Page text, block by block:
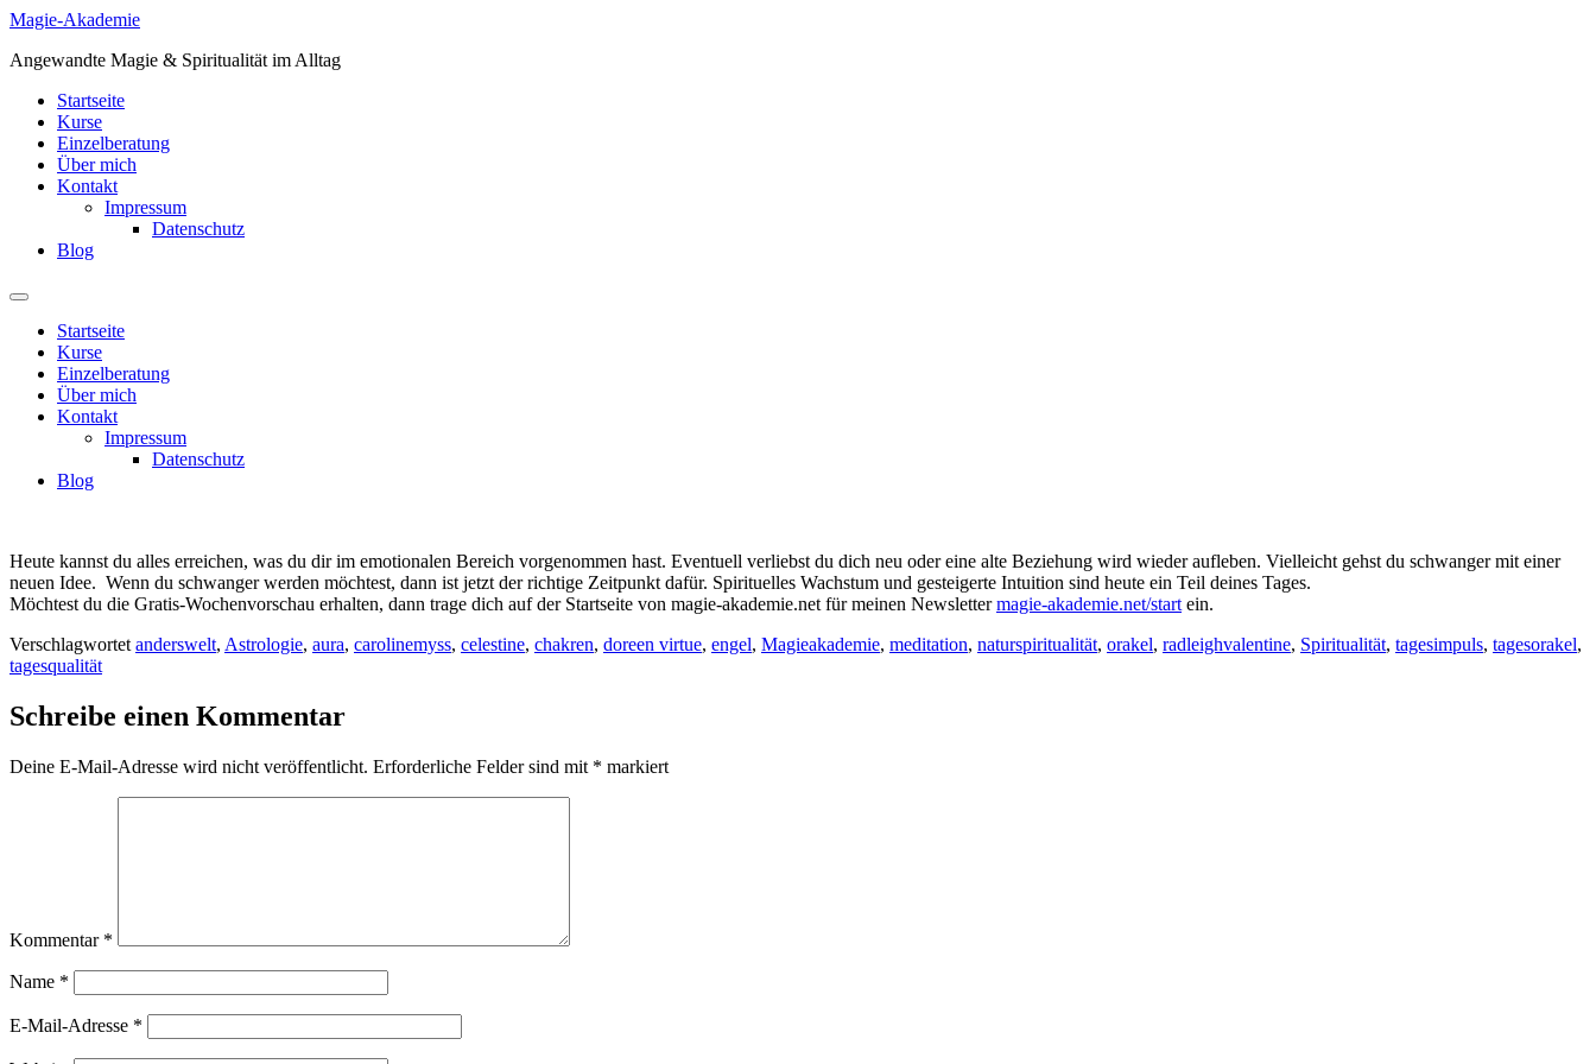
Zum
springen
Magie-Akademie
Angewandte Magie & Spiritualität im Alltag
Startseite
Kurse
Einzelberatung
Über mich
Kontakt
Impressum
Datenschutz
Blog
Startseite
Kurse
Einzelberatung
Über mich
Kontakt
Impressum
Datenschutz
Blog
Heute kannst du alles erreichen, was du dir im emotionalen Bereich vorgenommen hast. Eventuell verliebst du dich neu oder eine alte Beziehung wird wieder aufleben. Vielleicht gehst du schwanger mit einer
neuen Idee. Wenn du schwanger werden möchtest, dann ist jetzt der richtige Zeitpunkt dafür. Spirituelles Wachstum und gesteigerte Intuition sind heute ein Teil deines Tages.
Möchtest du die Gratis-Wochenvorschau erhalten, dann trage dich auf der Startseite von magie-akademie.net für meinen Newslettermagie-akademie.net/start ein.
Verschlagwortet anderswelt, Astrologie, aura, carolinemyss, celestine, chakren, doreen virtue, engel, Magieakademie, meditation, naturspiritualität, orakel, radleighvalentine, Spiritualität, tagesimpuls, tagesorakel,
tagesqualität
Schreibe einen Kommentar
Deine E-Mail-Adresse wird nicht veröffentlicht. Erforderliche Felder sind mit * markiert
Kommentar *
Name *
E-Mail-Adresse *